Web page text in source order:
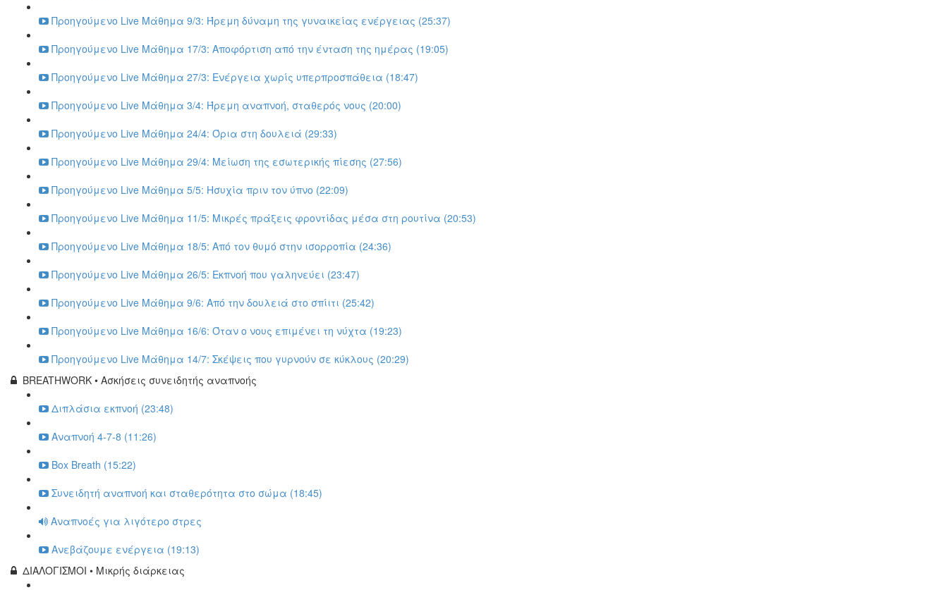
Προηγούμενο Live Μάθημα 9/3: Ήρεμη δύναμη της γυναικείας ενέργειας (25:37)
Προηγούμενο Live Μάθημα 17/3: Αποφόρτιση από την ένταση της ημέρας (19:05)
Προηγούμενο Live Μάθημα 27/3: Ενέργεια χωρίς υπερπροσπάθεια (18:47)
Προηγούμενο Live Μάθημα 3/4: Ήρεμη αναπνοή, σταθερός νους (20:00)
Προηγούμενο Live Μάθημα 24/4: Όρια στη δουλειά (29:33)
Προηγούμενο Live Μάθημα 29/4: Μείωση της εσωτερικής πίεσης (27:56)
Προηγούμενο Live Μάθημα 5/5: Ησυχία πριν τον ύπνο (22:09)
Προηγούμενο Live Μάθημα 11/5: Μικρές πράξεις φροντίδας μέσα στη ρουτίνα (20:53)
Προηγούμενο Live Μάθημα 18/5: Από τον θυμό στην ισορροπία (24:36)
Προηγούμενο Live Μάθημα 26/5: Εκπνοή που γαληνεύει (23:47)
Προηγούμενο Live Μάθημα 9/6: Από την δουλειά στο σπίιτι (25:42)
Προηγούμενο Live Μάθημα 16/6: Όταν ο νους επιμένει τη νύχτα (19:23)
Προηγούμενο Live Μάθημα 14/7: Σκέψεις που γυρνούν σε κύκλους (20:29)
BREATHWORK • Ασκήσεις συνειδητής αναπνοής
Διπλάσια εκπνοή (23:48)
Αναπνοή 4-7-8 (11:26)
Box Breath (15:22)
Συνειδητή αναπνοή και σταθερότητα στο σώμα (18:45)
Αναπνοές για λιγότερο στρες
Ανεβάζουμε ενέργεια (19:13)
ΔΙΑΛΟΓΙΣΜΟΙ • Μικρής διάρκειας